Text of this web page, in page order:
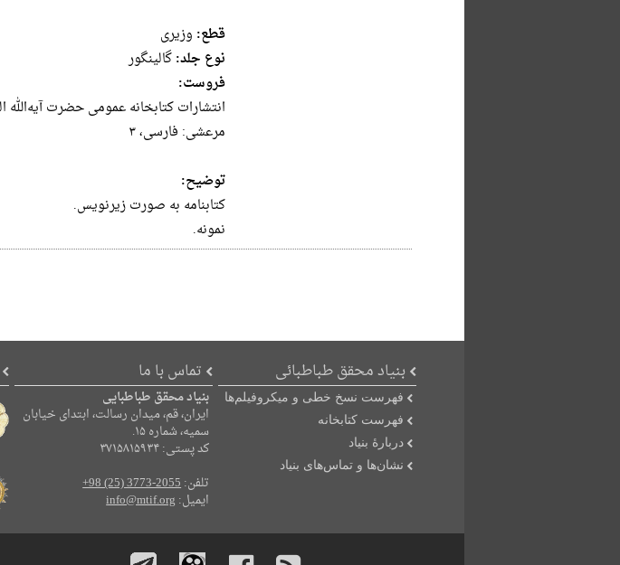
قطع: وزيرى
نوع جلد:گالینگور
فروست:
‌انتشار‌ات‌ کتابخانه‌ ‌عمومی‌ حضرت‌
مر‌عشی‌: فارسی‌، ۳
توضیح:
کتابنامه به صورت زیرنویس.
نمونه.
بنیاد محقق طباطبائی
فهرست نسخ خطی و میکروفیلم‌ها
فهرست کتابخانه
دربارۀ بنیاد
نشان‌ها و تماس‌های بنیاد
تماس با ما
بنیاد محقق طباطبایی
ایران، قم، میدان رسالت، ابتدای خیابان
سمیه، شماره ۱۵.
کد پستی: ۳۷۱۵۸۱۵۹۳۴
تلفن:+98 (25) 3773-2055
ایمیل:info@mtif.org